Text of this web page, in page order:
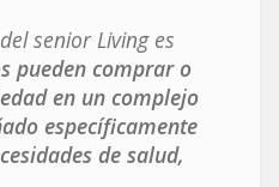
senior Living es
pueden comprar o
en un complejo
específicamente
de salud,